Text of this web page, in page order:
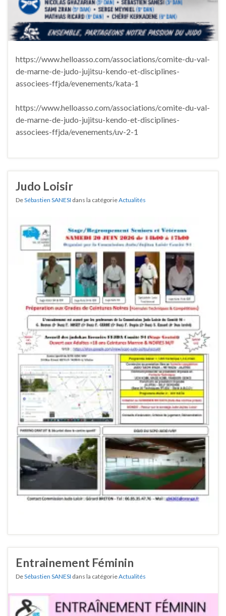
https://www.helloasso.com/associations/comite-du-val-
de-marne-de-judo-jujitsu-kendo-et-disciplines-
associees-ffjda/evenements/kata-1
https://www.helloasso.com/associations/comite-du-val-
de-marne-de-judo-jujitsu-kendo-et-disciplines-
associees-ffjda/evenements/uv-2-1
Judo Loisir
DeSébastien SANESI dans la catégorieActualités
Entrainement Féminin
DeSébastien SANESI dans la catégorieActualités